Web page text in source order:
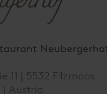
11 | 5532 Filzmoos
Austria